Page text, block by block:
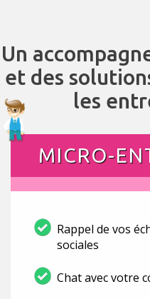
Un
et des
les
MICRO-
Rappel de vos
sociales
Chat avec votre